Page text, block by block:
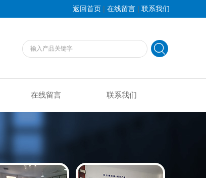
返回首页 | 在线留言 | 联系我们
在线留言 联系我们